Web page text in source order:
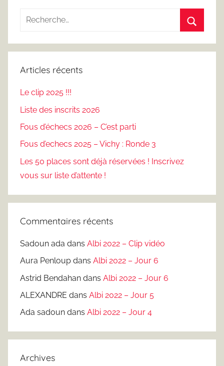
Recherche
:
Articles récents
Le clip 2025 !!!
Liste des inscrits 2026
Fous d’échecs 2026 – C’est parti
Fous d’echecs 2025 – Vichy : Ronde 3
Les 50 places sont déjà réservées ! Inscrivez
vous sur liste d’attente !
Commentaires récents
Sadoun ada dans Albi 2022 – Clip vidéo
Aura Penloup dans Albi 2022 – Jour 6
Astrid Bendahan dans Albi 2022 – Jour 6
ALEXANDRE dans Albi 2022 – Jour 5
Ada sadoun dans Albi 2022 – Jour 4
Archives